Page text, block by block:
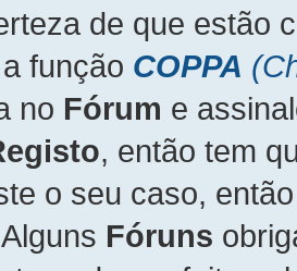
de que estão
função COPPA
no Fórum e
, então tem
o seu caso,
Fóruns